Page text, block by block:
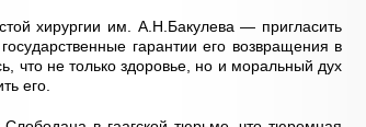
хирургии им. А.Н.Бакулева — пригласить
гарантии его возвращения в
что не только здоровье, но и моральный дух
его.